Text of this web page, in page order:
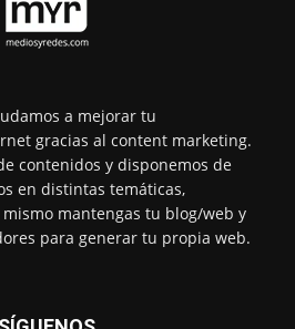
a mejorar tu
gracias al content marketing.
contenidos y disponemos de
en distintas temáticas,
mantengas tu blog/web y
para generar tu propia web.